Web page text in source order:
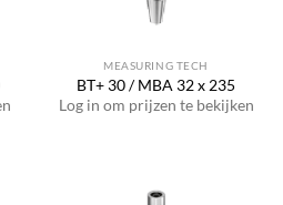
MEASURING TECH
BT+ 30 / MBA 32 x 235
Log in om prijzen te bekijken